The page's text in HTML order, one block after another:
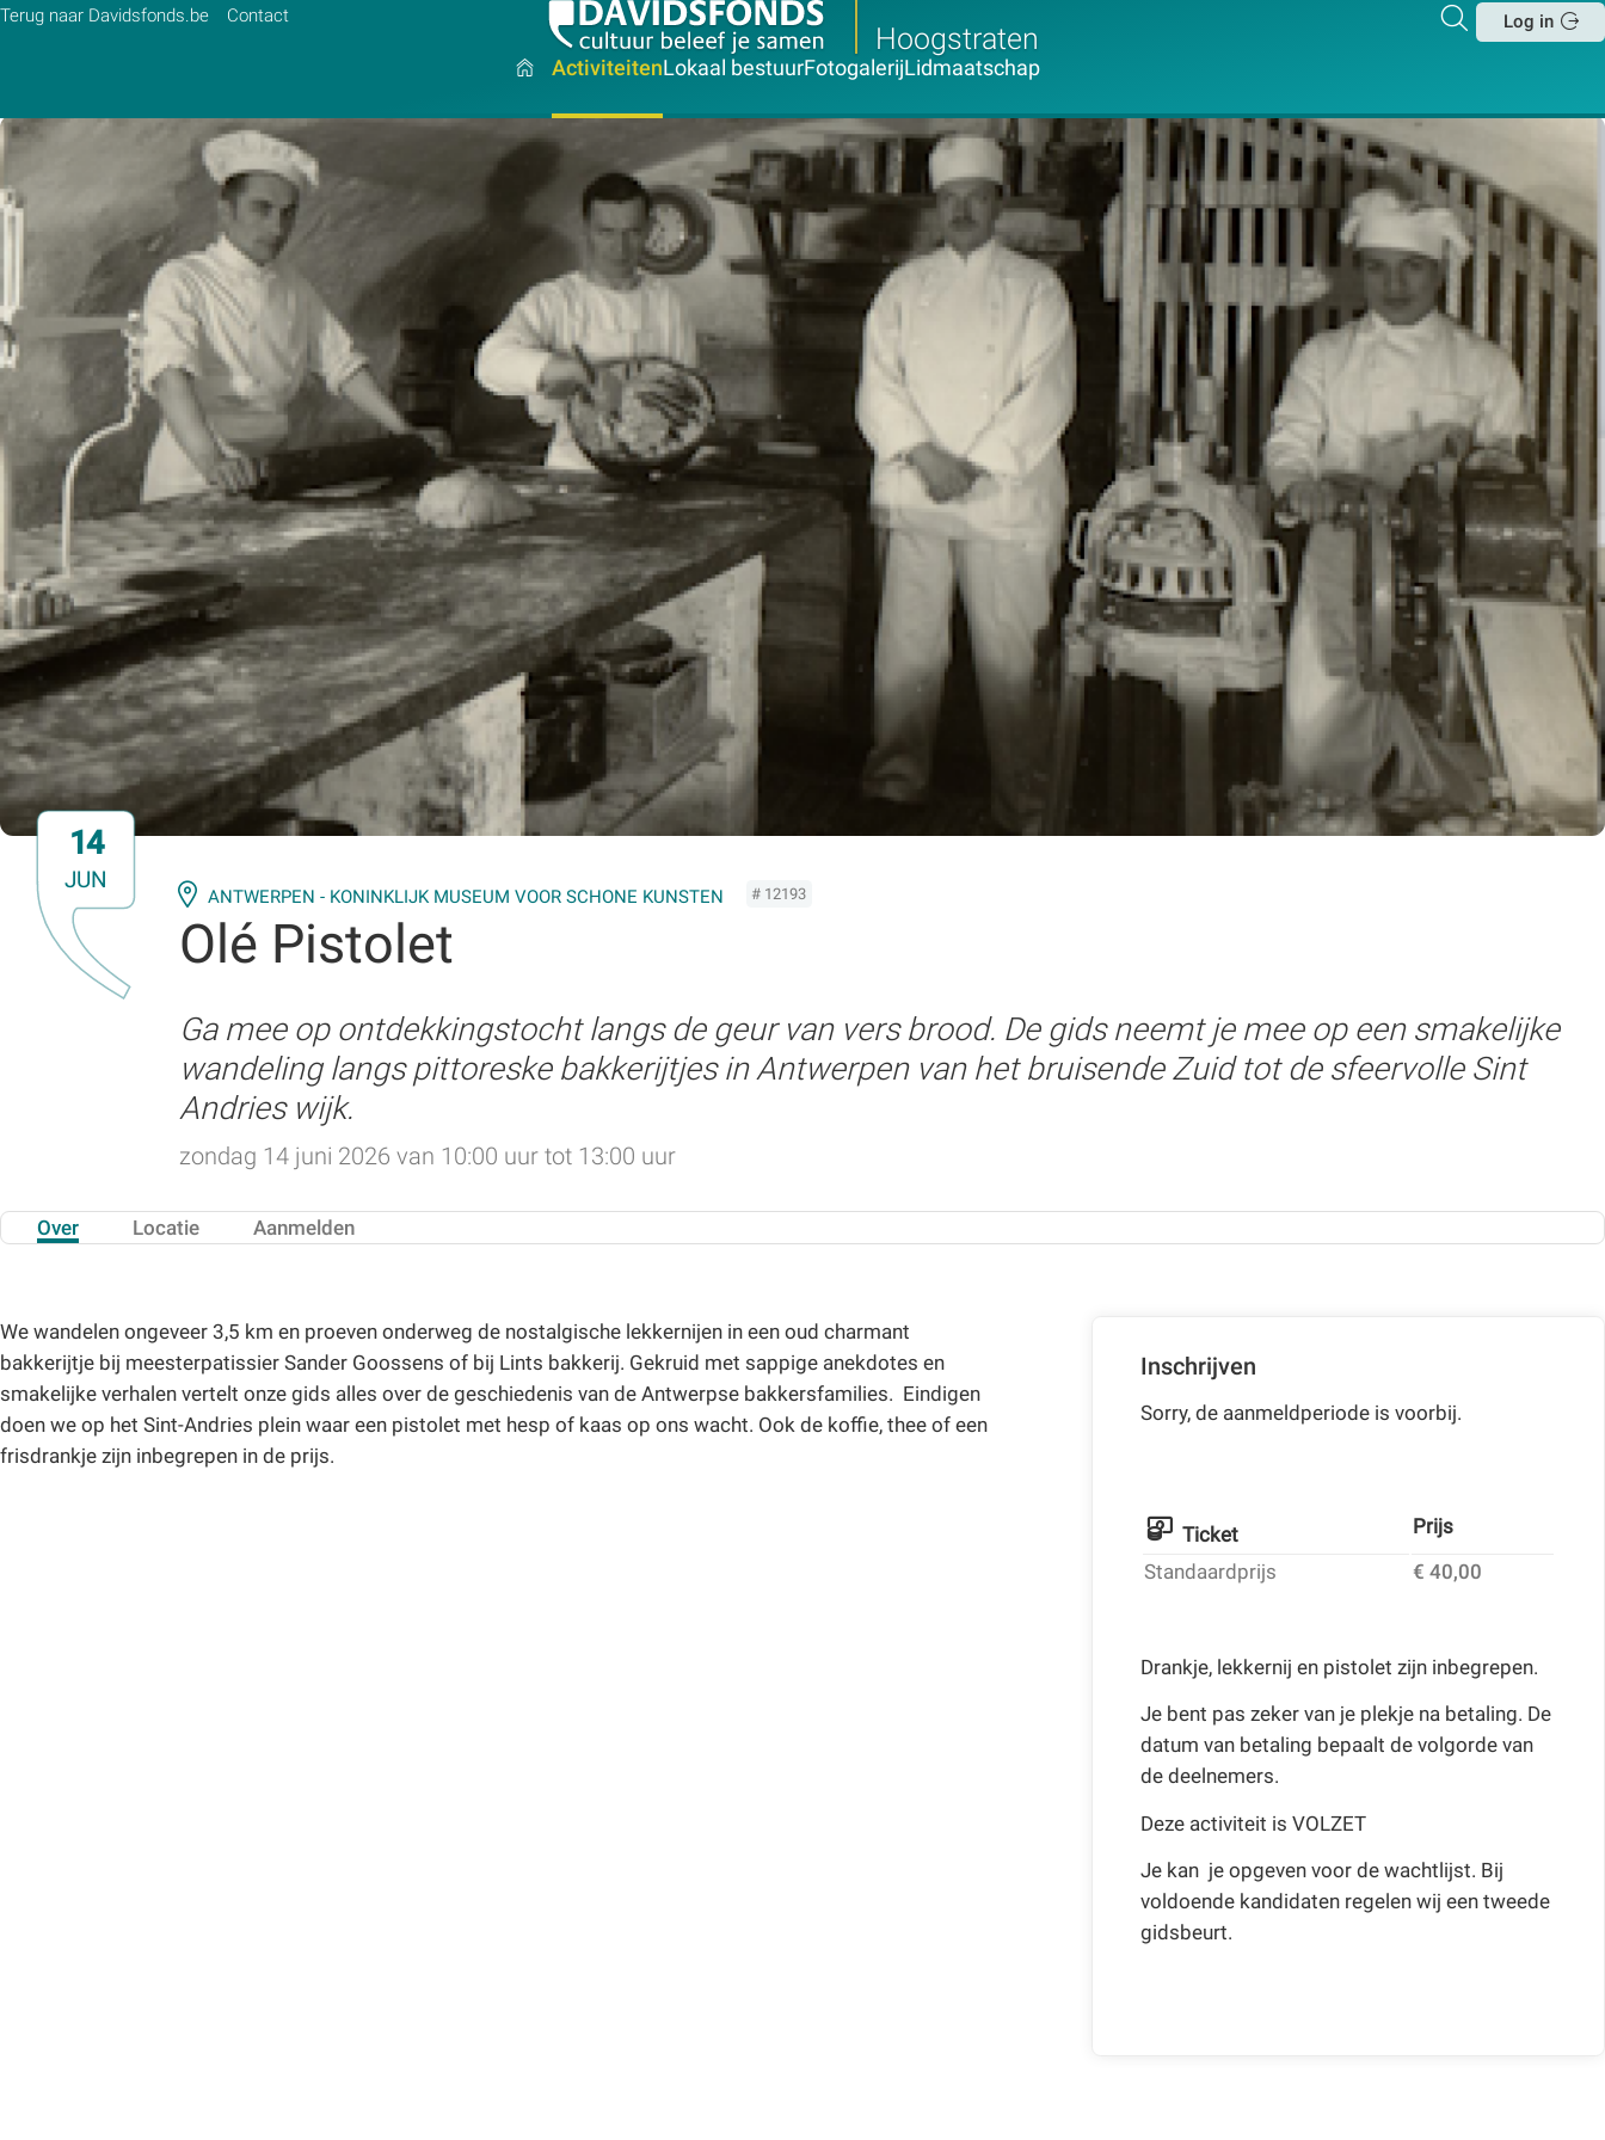
Terug naar Davidsfonds.be Contact
Hoogstraten
Zoeken
Log in
ActiviteitenLokaal bestuurFotogalerijLidmaatschap
14
JUN
ANTWERPEN - KONINKLIJK MUSEUM VOOR SCHONE KUNSTEN # 12193
Olé Pistolet
Ga mee op ontdekkingstocht langs de geur van vers brood. De gids neemt je mee op een smakelijke
wandeling langs pittoreske bakkerijtjes in Antwerpen van het bruisende Zuid tot de sfeervolle Sint
Andries wijk.
zondag 14 juni 2026 van 10:00 uur tot 13:00 uur
Over Locatie Aanmelden
We wandelen ongeveer 3,5 km en proeven onderweg de nostalgische lekkernijen in een oud charmant
bakkerijtje bij meesterpatissier Sander Goossens of bij Lints bakkerij. Gekruid met sappige anekdotes en
smakelijke verhalen vertelt onze gids alles over de geschiedenis van de Antwerpse bakkersfamilies. Eindigen
doen we op het Sint-Andries plein waar een pistolet met hesp of kaas op ons wacht. Ook de koffie, thee of een
frisdrankje zijn inbegrepen in de prijs.
Inschrijven
Sorry, de aanmeldperiode is voorbij.
Ticket
Prijs
Standaardprijs
€ 40,00
Drankje, lekkernij en pistolet zijn inbegrepen.
Je bent pas zeker van je plekje na betaling. De
datum van betaling bepaalt de volgorde van
de deelnemers.
Deze activiteit is VOLZET
Je kan je opgeven voor de wachtlijst. Bij
voldoende kandidaten regelen wij een tweede
gidsbeurt.
Zoek:
Zoeken